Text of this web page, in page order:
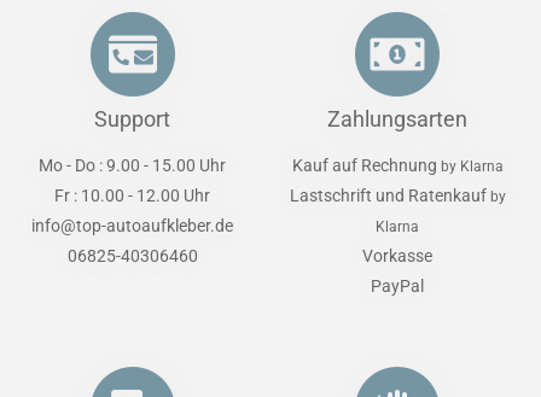
Support
Mo - Do : 9.00 - 15.00 Uhr
Fr : 10.00 - 12.00 Uhr
info@top-autoaufkleber.de
06825-40306460
Zahlungsarten
Kauf auf Rechnung by Klarna
Lastschrift und Ratenkauf by
Klarna
Vorkasse
PayPal